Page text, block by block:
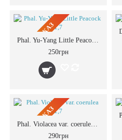
ПРЕДЗАКАЗ
Phal. Yu-Yang Little Peacock 1,7
250грн
ПРЕДЗАКАЗ
Phal. Violacea var. coerulea 1,7
290грн